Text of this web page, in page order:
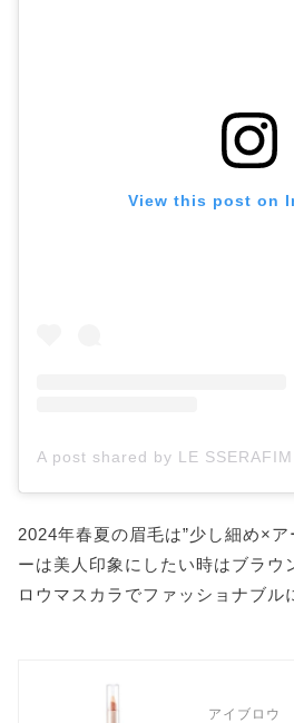
View this post on
2024年春夏の眉毛は”少し細め×
ーは美人印象にしたい時はブラウ
ロウマスカラでファッショナブル
アイブロウ